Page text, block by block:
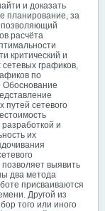
и доказать
планирование, за
позволяющий
расчёта
критический и
графиков,
по
Обоснование
путей сетевого
и
их
выявить
два метода
присваиваются
Другой из
того или иного